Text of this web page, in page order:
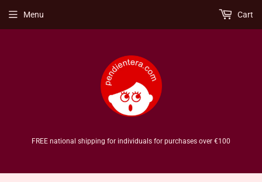
FREE national shipping for individuals for purchases over €100
Menu Cart